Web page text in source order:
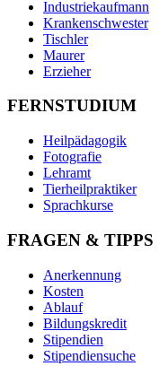
Industriekaufmann
Krankenschwester
Tischler
Maurer
Erzieher
FERNSTUDIUM
Heilpädagogik
Fotografie
Lehramt
Tierheilpraktiker
Sprachkurse
FRAGEN & TIPPS
Anerkennung
Kosten
Ablauf
Bildungskredit
Stipendien
Stipendiensuche